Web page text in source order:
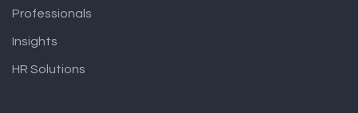
Professionals
Insights
HR Solutions